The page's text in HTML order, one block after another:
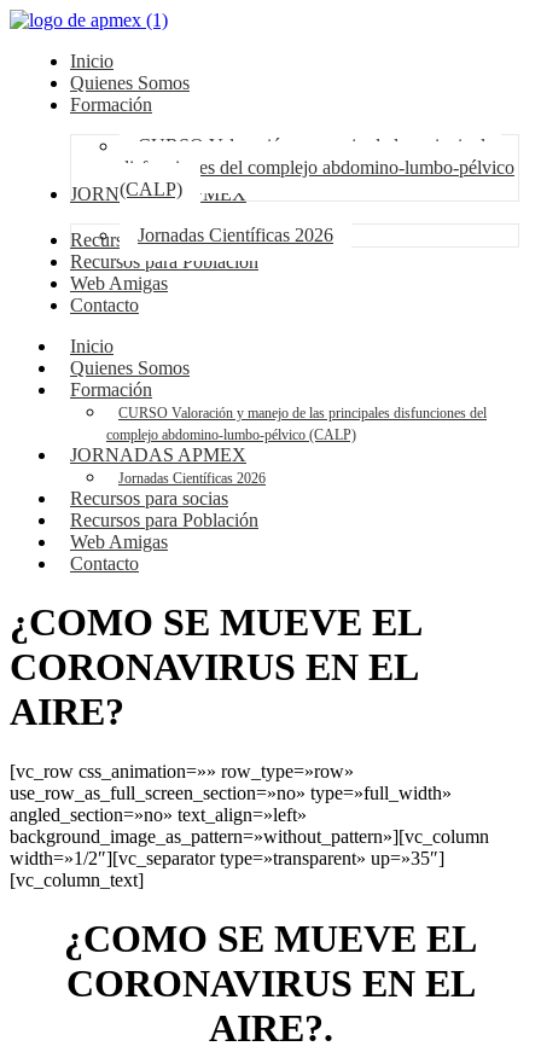
Inicio
Quienes Somos
Formación
CURSO Valoración y manejo de las principales
disfunciones del complejo abdomino-lumbo-pélvico
(CALP)
JORNADAS APMEX
Jornadas Científicas 2026
Recursos para socias
Recursos para Población
Web Amigas
Contacto
Inicio
Quienes Somos
Formación
CURSO Valoración y manejo de las principales disfunciones del
complejo abdomino-lumbo-pélvico (CALP)
JORNADAS APMEX
Jornadas Científicas 2026
Recursos para socias
Recursos para Población
Web Amigas
Contacto
¿COMO SE MUEVE EL
CORONAVIRUS EN EL
AIRE?
[vc_row css_animation=»» row_type=»row»
use_row_as_full_screen_section=»no» type=»full_width»
angled_section=»no» text_align=»left»
background_image_as_pattern=»without_pattern»][vc_column
width=»1/2″][vc_separator type=»transparent» up=»35″]
[vc_column_text]
¿COMO SE MUEVE EL
CORONAVIRUS EN EL
AIRE?.